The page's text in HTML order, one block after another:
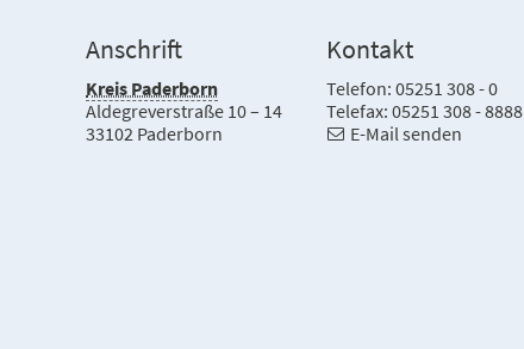
Anschrift
Kreis Paderborn
Aldegreverstraße 10 – 14
33102 Paderborn
Kontakt
Telefon: 05251 308 - 0
Telefax: 05251 308 - 8888
E-Mail senden